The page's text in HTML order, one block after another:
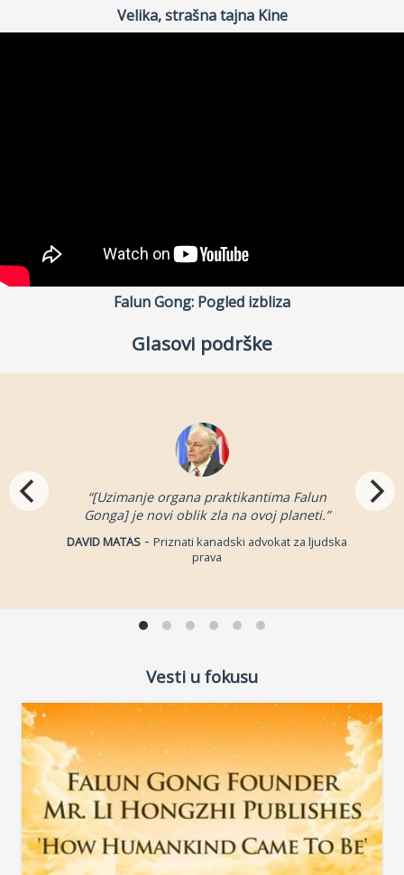
Velika, strašna tajna Kine
Falun Gong: Pogled izbliza
Glasovi podrške
“[Uzimanje organa praktikantima Falun
Gonga] je novi oblik zla na ovoj planeti.”
DAVID MATAS- Priznati kanadski advokat za ljudska
prava
Vesti u fokusu